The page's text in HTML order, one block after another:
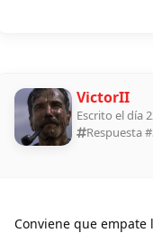
VictorII
Escrito el día
Respuesta #
Conviene que empate